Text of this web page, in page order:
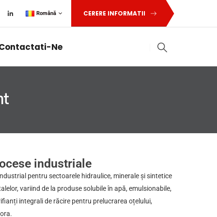
Română CERERE INFORMATII
Ne
industriale
pentru sectoarele hidraulice, minerale și sintetice
variind de la produse solubile în apă, emulsionabile,
integrali de răcire pentru prelucrarea oțelului,